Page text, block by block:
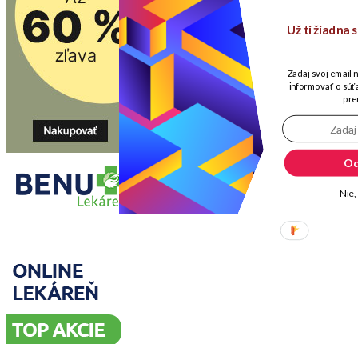
Už ti žiadna
Zadaj svoj email
informovať o